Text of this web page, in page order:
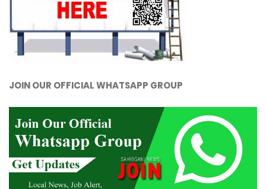
JOIN OUR OFFICIAL WHATSAPP GROUP